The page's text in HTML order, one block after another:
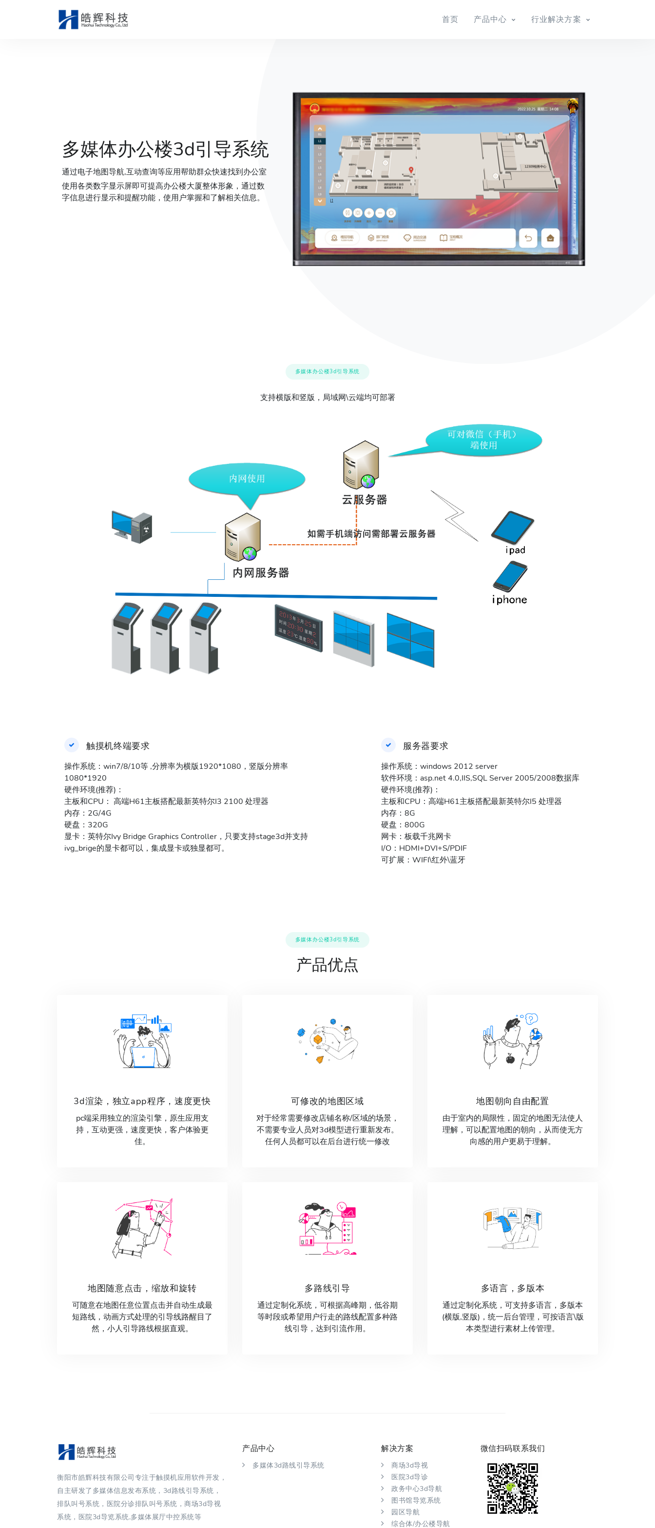
首页 产品中心 行业解决方案
多媒体办公楼3d引导系统
通过电子地图导航,互动查询等应用帮助群众快速找到办公室
使用各类数字显示屏即可提高办公楼大厦整体形象，通过数
字信息进行显示和提醒功能，使用户掌握和了解相关信息。
多媒体办公楼3d引导系统
支持横版和竖版，局域网\云端均可部署
触摸机终端要求
操作系统：win7/8/10等 ,分辨率为横版1920*1080，竖版分辨率
1080*1920
硬件环境(推荐)：
主板和CPU： 高端H61主板搭配最新英特尔I3 2100 处理器
内存：2G/4G
硬盘：320G
显卡：英特尔Ivy Bridge Graphics Controller，只要支持stage3d并支持
ivg_brige的显卡都可以，集成显卡或独显都可。
服务器要求
操作系统：windows 2012 server
软件环境：asp.net 4.0,IIS,SQL Server 2005/2008数据库
硬件环境(推荐)：
主板和CPU：高端H61主板搭配最新英特尔I5 处理器
内存：8G
硬盘：800G
网卡：板载千兆网卡
I/O：HDMI+DVI+S/PDIF
可扩展：WIFI\红外\蓝牙
多媒体办公楼3d引导系统
产品优点
3d渲染，独立app程序，速度更快
pc端采用独立的渲染引擎，原生应用支
持，互动更强，速度更快，客户体验更
佳。
可修改的地图区域
对于经常需要修改店铺名称/区域的场景，
不需要专业人员对3d模型进行重新发布。
任何人员都可以在后台进行统一修改
地图朝向自由配置
由于室内的局限性，固定的地图无法使人
理解，可以配置地图的朝向，从而使无方
向感的用户更易于理解。
地图随意点击，缩放和旋转
可随意在地图任意位置点击并自动生成最
短路线，动画方式处理的引导线路醒目了
然，小人引导路线根据直观。
多路线引导
通过定制化系统，可根据高峰期，低谷期
等时段或希望用户行走的路线配置多种路
线引导，达到引流作用。
多语言，多版本
通过定制化系统，可支持多语言，多版本
(横版,竖版)，统一后台管理，可按语言\版
本类型进行素材上传管理。
衡阳市皓辉科技有限公司专注于触摸机应用软件开发，
自主研发了多媒体信息发布系统，3d路线引导系统，
排队叫号系统，医院分诊排队叫号系统，商场3d导视
系统，医院3d导览系统,多媒体展厅中控系统等
产品中心
多媒体3d路线引导系统
解决方案
商场3d导视
医院3d导诊
政务中心3d导航
图书馆导览系统
园区导航
综合体/办公楼导航
微信扫码联系我们